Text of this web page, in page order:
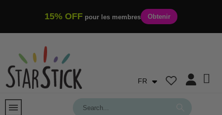
15% OFF pour les membres Obtenir
FR